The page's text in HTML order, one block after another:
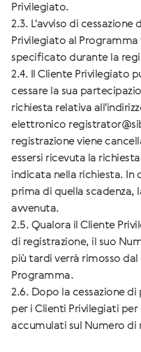
Privilegiato.
2.3. L'avviso di
Privilegiato al
specificato durante la
2.4. Il Cliente Privilegiato
cessare la sua
richiesta relativa
elettronico
registrazione viene
essersi ricevuta la
indicata nella richiesta. In
prima di quella scadenza,
avvenuta.
2.5. Qualora il Cliente
di registrazione, il suo
più tardi verrà rimosso
Programma.
2.6. Dopo la cessazione
per i Clienti Privilegiati
accumulati sul Numero di